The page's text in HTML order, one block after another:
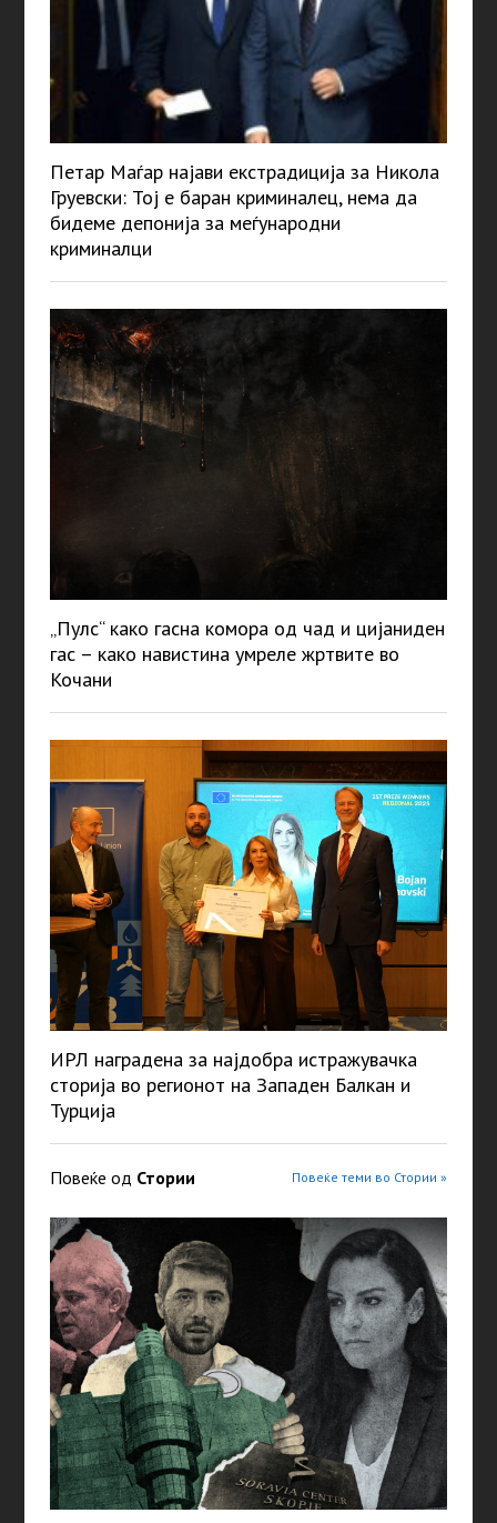
Петар Маѓар најави екстрадиција за Никола
Груевски: Тој е баран криминалец, нема да
бидеме депонија за меѓународни
криминалци
„Пулс“ како гасна комора од чад и цијаниден
гас – како навистина умреле жртвите во
Кочани
ИРЛ наградена за најдобра истражувачка
сторија во регионот на Западен Балкан и
Турција
Повеќе од Стории Повеќе теми во Стории »